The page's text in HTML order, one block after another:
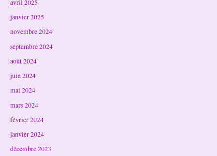
avril 2025
janvier 2025
novembre 2024
septembre 2024
août 2024
juin 2024
mai 2024
mars 2024
février 2024
janvier 2024
décembre 2023